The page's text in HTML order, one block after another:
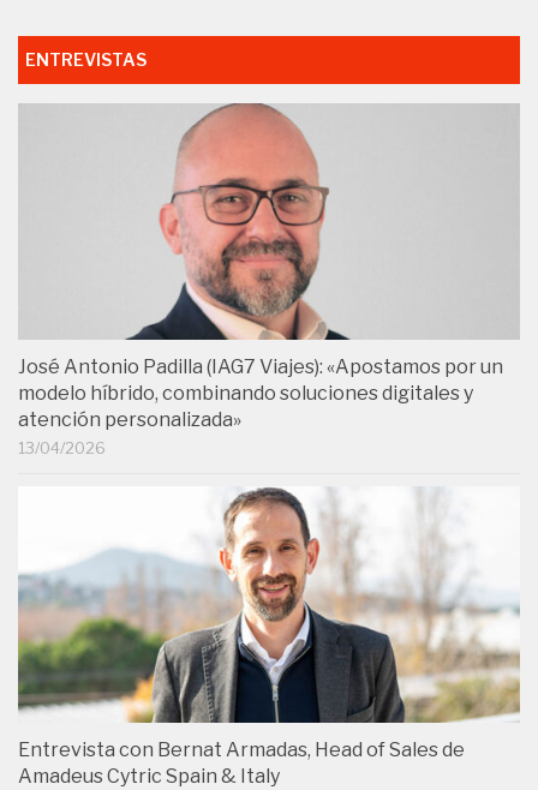
ENTREVISTAS
José Antonio Padilla (IAG7 Viajes): «Apostamos por un
modelo híbrido, combinando soluciones digitales y
atención personalizada»
13/04/2026
Entrevista con Bernat Armadas, Head of Sales de
Amadeus Cytric Spain & Italy